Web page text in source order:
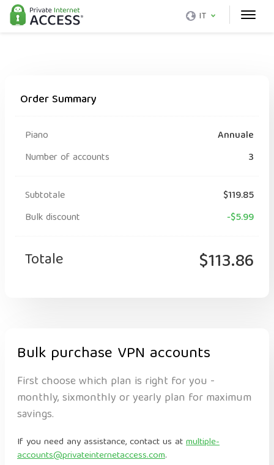
IT
Order Summary
Piano
Annuale
Number of accounts
3
Subtotale
$119.85
Bulk discount
-$5.99
Totale $113.86
Bulk purchase VPN accounts
First choose which plan is right for you -
monthly, sixmonthly or yearly plan for maximum
savings.
If you need any assistance, contact us atmultiple-
accounts@privateinternetaccess.com.